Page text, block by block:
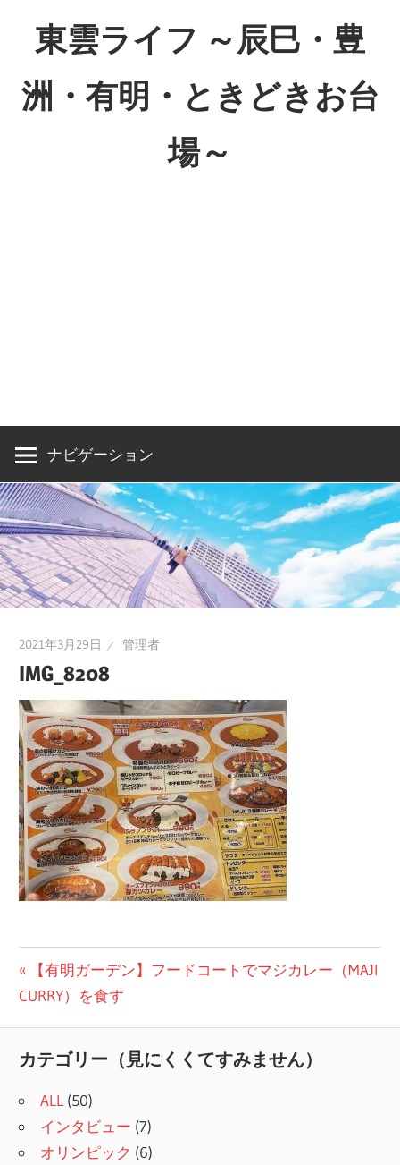
東雲ライフ ～辰巳・豊
洲・有明・ときどきお台
場～
洲・
有
と
き
ど
き
お
～
ナビゲーション
2021年3月29日 管理者
IMG_8208
投
稿
ビ
ゲ
ー
前
の
【有明ガーデン】フードコートでマジカレー（MAJI
CURRY）を食す
カテゴリー（見にくくてすみません）
ALL (50)
インタビュー (7)
オリンピック (6)